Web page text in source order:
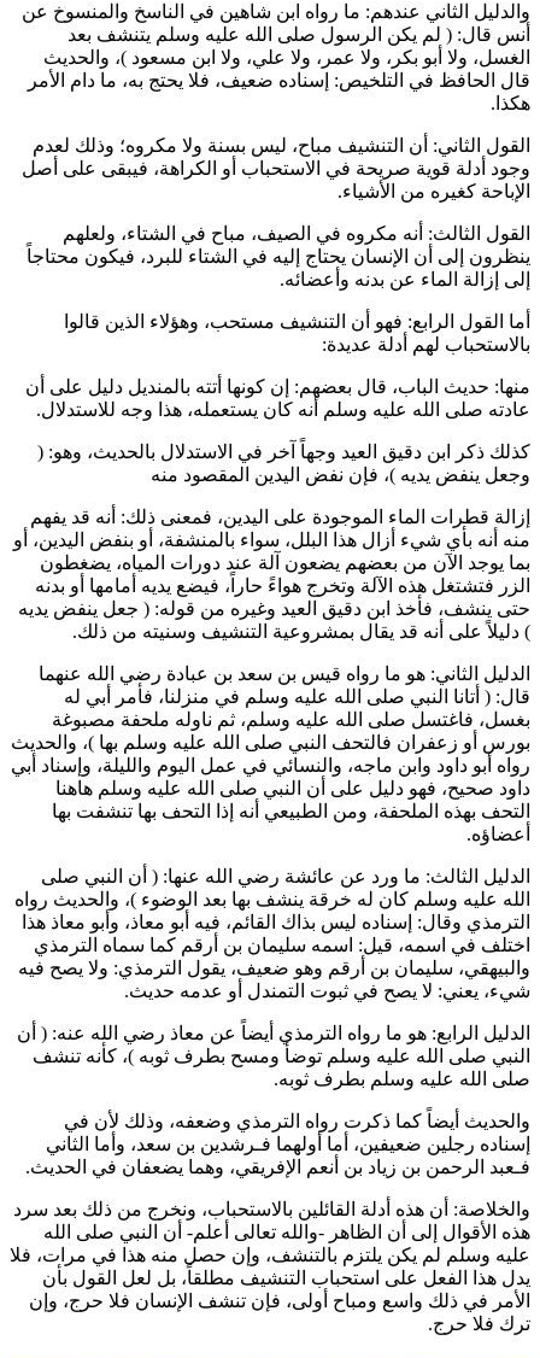
والدليل الثاني عندهم: ما رواه ابن شاهين في الناسخ والمنسوخ عن
أنس قال: ( لم يكن الرسول صلى الله عليه وسلم يتنشف بعد
الغسل، ولا أبو بكر، ولا عمر ، ولا علي، ولا ابن مسعود )، والحديث
قال الحافظ في التلخيص: إسناده ضعيف، فلا يحتج به، ما دام الأمر
هكذا.
القول الثاني: أن التنشيف مباح، ليس بسنة ولا مكروه؛ وذلك لعدم
وجود أدلة قوية صريحة في الاستحباب أو الكراهة، فيبقى على أصل
الإباحة كغيره من الأشياء.
القول الثالث: أنه مكروه في الصيف، مباح في الشتاء، ولعلهم
ينظرون إلى أن الإنسان يحتاج إليه في الشتاء للبرد، فيكون محتاجاً
إلى إزالة الماء عن بدنه وأعضائه.
أما القول الرابع: فهو أن التنشيف مستحب، وهؤلاء الذين قالوا
بالاستحباب لهم أدلة عديدة:
منها: حديث الباب، قال بعضهم: إن كونها أتته بالمنديل دليل على أن
عادته صلى الله عليه وسلم أنه كان يستعمله، هذا وجه للاستدلال.
كذلك ذكر ابن دقيق العيد وجهاً آخر في الاستدلال بالحديث، وهو: (
وجعل ينفض يديه )، فإن نفض اليدين المقصود منه
إزالة قطرات الماء الموجودة على اليدين، فمعنى ذلك: أنه قد يفهم
منه أنه بأي شيء أزال هذا البلل، سواء بالمنشفة، أو بنفض اليدين، أو
بما يوجد الآن من بعضهم يضعون آلة عند دورات المياه، يضغطون
الزر فتشتغل هذه الآلة وتخرج هواءً حاراً، فيضع يديه أمامها أو بدنه
حتى ينشف، فأخذ ابن دقيق العيد وغيره من قوله: ( جعل ينفض يديه
) دليلاً على أنه قد يقال بمشروعية التنشيف وسنيته من ذلك.
الدليل الثاني: هو ما رواه قيس بن سعد بن عبادة رضي الله عنهما
قال: ( أتانا النبي صلى الله عليه وسلم في منزلنا، فأمر أبي له
بغسل، فاغتسل صلى الله عليه وسلم، ثم ناوله ملحفة مصبوغة
بورس أو زعفران فالتحف النبي صلى الله عليه وسلم بها )، والحديث
رواه أبو داود و ابن ماجه، و النسائي في عمل اليوم والليلة، وإسناد أبي
داود صحيح، فهو دليل على أن النبي صلى الله عليه وسلم هاهنا
التحف بهذه الملحفة، ومن الطبيعي أنه إذا التحف بها تنشفت بها
أعضاؤه.
الدليل الثالث: ما ورد عن عائشة رضي الله عنها: ( أن النبي صلى
الله عليه وسلم كان له خرقة ينشف بها بعد الوضوء )، والحديث رواه
الترمذي وقال: إسناده ليس بذاك القائم، فيه أبو معاذ، و أبو معاذ هذا
اختلف في اسمه، قيل: اسمه سليمان بن أرقم كما سماه الترمذي
و البيهقي، سليمان بن أرقم وهو ضعيف، يقول الترمذي: ولا يصح فيه
شيء، يعني: لا يصح في ثبوت التمندل أو عدمه حديث.
الدليل الرابع: هو ما رواه الترمذي أيضاً عن معاذ رضي الله عنه: ( أن
النبي صلى الله عليه وسلم توضأ ومسح بطرف ثوبه )، كأنه تنشف
صلى الله عليه وسلم بطرف ثوبه.
والحديث أيضاً كما ذكرت رواه الترمذي وضعفه، وذلك لأن في
إسناده رجلين ضعيفين، أما أولهما فـرشدين بن سعد، وأما الثاني
فـعبد الرحمن بن زياد بن أنعم الإفريقي، وهما يضعفان في الحديث.
والخلاصة: أن هذه أدلة القائلين بالاستحباب، ونخرج من ذلك بعد سرد
هذه الأقوال إلى أن الظاهر -والله تعالى أعلم- أن النبي صلى الله
عليه وسلم لم يكن يلتزم بالتنشف، وإن حصل منه هذا في مرات، فلا
يدل هذا الفعل على استحباب التنشيف مطلقاً، بل لعل القول بأن
الأمر في ذلك واسع ومباح أولى، فإن تنشف الإنسان فلا حرج، وإن
ترك فلا حرج.